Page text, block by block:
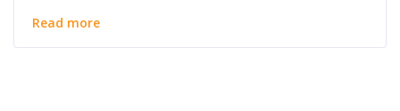
Read more